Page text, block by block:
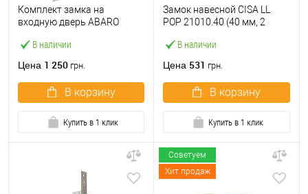
В наличии
Комплект замка на
входную дверь ABARO
цилиндром B100 60T и
Цена 1 250 грн.
В корзину
Купить в 1 клик
В наличии
Замок навесной CISA LL
POP 21010.40 (40 мм, 2
Цена 531 грн.
В корзину
Купить в 1 клик
Советуем
Хит продаж